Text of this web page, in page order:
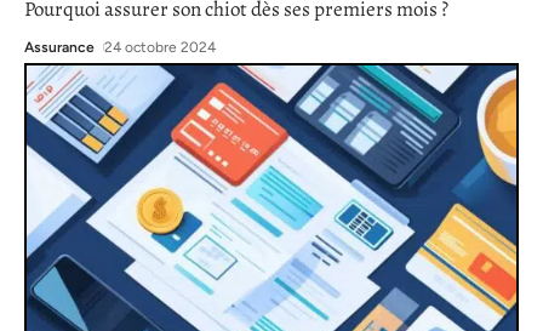
Pourquoi assurer son chiot dès ses premiers mois ?
Assurance 24 octobre 2024